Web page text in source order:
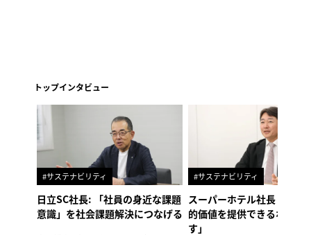
トップインタビュー
#サステナビリティ
日立SC社長: 「社員の身近な課題
意識」を社会課題解決につなげる
#サステナビリティ
スーパーホテル社長「地域
的価値を提供できるホテル
す」